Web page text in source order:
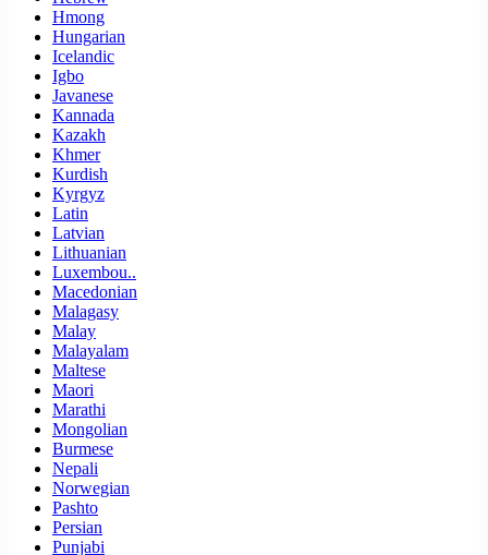
Hmong
Hungarian
Icelandic
Igbo
Javanese
Kannada
Kazakh
Khmer
Kurdish
Kyrgyz
Latin
Latvian
Lithuanian
Luxembou..
Macedonian
Malagasy
Malay
Malayalam
Maltese
Maori
Marathi
Mongolian
Burmese
Nepali
Norwegian
Pashto
Persian
Punjabi